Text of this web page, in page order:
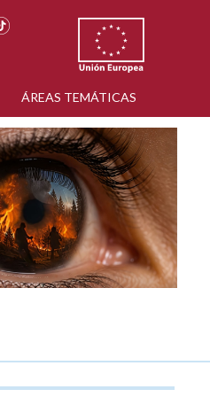
ÁREAS TEMÁTICAS